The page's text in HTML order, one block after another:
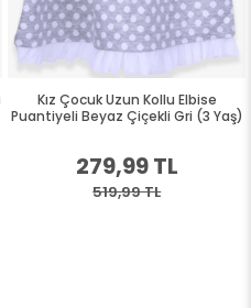
Kız Çocuk Uzun Kollu Elbise
Puantiyeli Beyaz Çiçekli Gri (3 Yaş)
279,99 TL
519,99 TL